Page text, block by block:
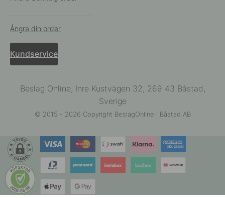
Ångra din order
Kundservice
Beslag Online, Inre Kustvägen 32, 269 43 Båstad,
Sverige
© 2015 - 2026 Copyright BeslagOnline i Båstad AB